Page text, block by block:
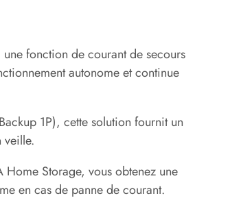
fonction de courant de secours
autonome et continue
1P), cette solution fournit un
veille.
Home Storage, vous obtenez une
en cas de panne de courant.